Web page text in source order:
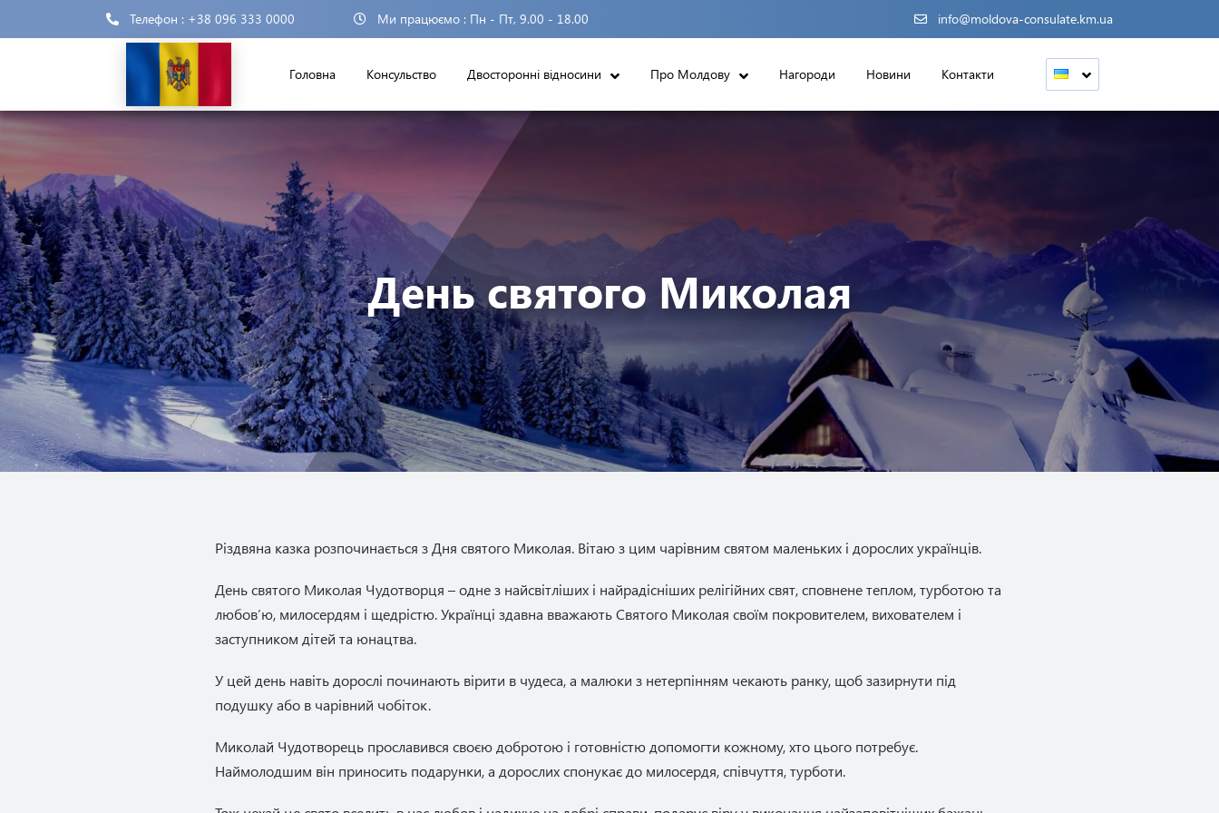
Телефон : +38 096 333 0000 Ми працюємо : Пн - Пт, 9.00 - 18.00 info@moldova-consulate.km.ua
Головна Консульство Двосторонні відносини Про Молдову Нагороди Новини Контакти
День святого Миколая
Різдвяна казка розпочинається з Дня святого Миколая. Вітаю з цим чарівним святом маленьких і дорослих українців.
День святого Миколая Чудотворця – одне з найсвітліших і найрадісніших релігійних свят, сповнене теплом, турботою та
любов’ю, милосердям і щедрістю. Українці здавна вважають Святого Миколая своїм покровителем, вихователем і
заступником дітей та юнацтва.
У цей день навіть дорослі починають вірити в чудеса, а малюки з нетерпінням чекають ранку, щоб зазирнути під
подушку або в чарівний чобіток.
Миколай Чудотворець прославився своєю добротою і готовністю допомогти кожному, хто цього потребує.
Наймолодшим він приносить подарунки, а дорослих спонукає до милосердя, співчуття, турботи.